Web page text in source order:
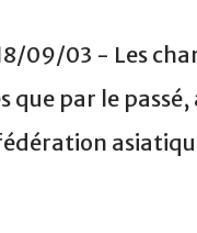
09/03 - Les
que par le